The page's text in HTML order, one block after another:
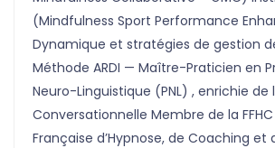
(Mindfulness Sport Performance
Dynamique et stratégies de gestion
Méthode ARDI — Maître-Praticien en
Neuro-Linguistique (PNL) , enrichie de
Conversationnelle Membre de la
Française d’Hypnose, de Coaching et